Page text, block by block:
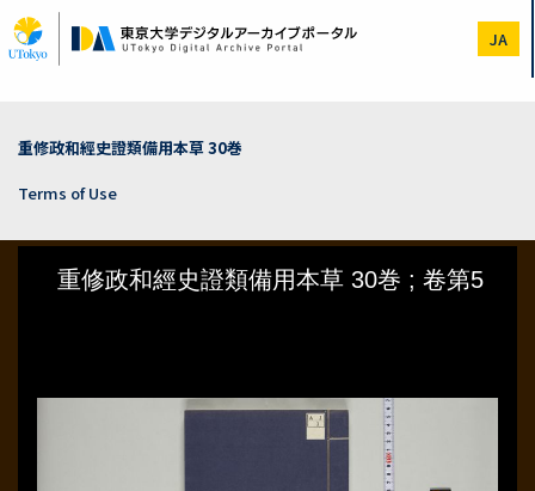
to
main
JA
重修政和經史證類備用本草 30巻
Terms of Use